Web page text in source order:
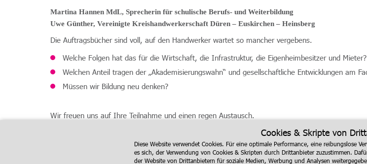
Martina Hannen MdL, Sprecherin für schulische Berufs- und Weiterbildung
Uwe Günther, Vereinigte Kreishandwerkerschaft Düren – Euskirchen – Heinsberg
Die Auftragsbücher sind voll, auf den Handwerker wartet so mancher vergebens.
Welche Folgen hat das für die Wirtschaft, die Infrastruktur, die Eigenheimbesitzer und Mieter?
Welchen Anteil tragen der „Akademisierungswahn“ und gesellschaftliche Entwicklungen am
Müssen wir Bildung neu denken?
Wir freuen uns auf Ihre Teilnahme und einen regen Austausch.
Cookies & Skripte von
Diese Website verwendet Cookies. Für eine optimale Performance, eine reibungslose
es sich, der Verwendung von Cookies & Skripten durch Drittanbieter zuzustimmen.
der Website von Drittanbietern für soziale Medien, Werbung und Analysen